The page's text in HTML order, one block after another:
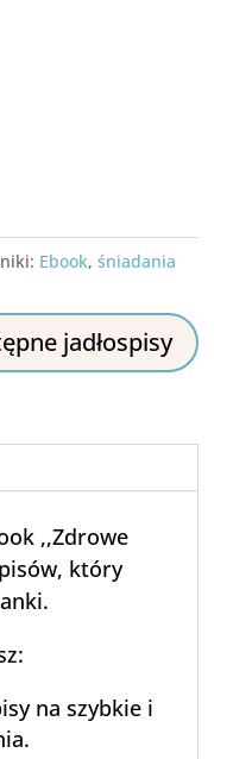
Ebook, śniadania
jadłospisy
,,Zdrowe
który
na szybkie i